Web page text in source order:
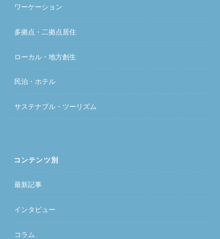
ワーケーション
多拠点・二拠点居住
ローカル・地方創生
民泊・ホテル
サステナブル・ツーリズム
コンテンツ別
最新記事
インタビュー
コラム